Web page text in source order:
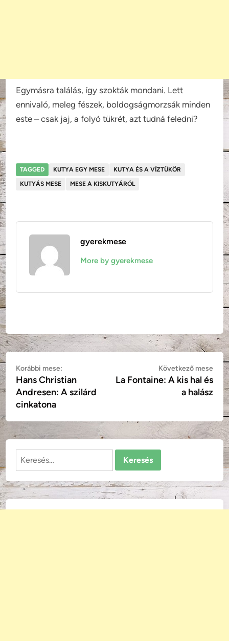
Egymásra találás, így szokták mondani. Lett
ennivaló, meleg fészek, boldogságmorzsák minden
este – csak jaj, a folyó tükrét, azt tudná feledni?
TAGGED KUTYA EGY MESE
KUTYA ÉS A VÍZTÜKÖR
KUTYÁS MESE
MESE A KISKUTYÁRÓL
gyerekmese
More by gyerekmese
Bejegyzés
navigáció
Korábbi mese:
mese:
Hans Christian
Andresen: A szilárd
cinkatona
Következő mese
La Fontaine: A kis hal és
a halász
Keresés: